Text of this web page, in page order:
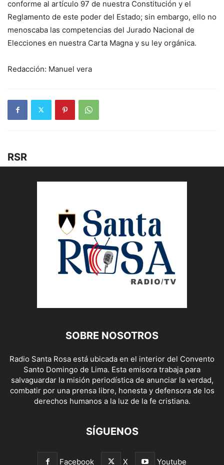
conforme al artículo 97 de nuestra Constitución y el
Reglamento de este poder del Estado; sin embargo, ello no
menoscaba las competencias del Jurado Nacional de
Elecciones en nuestra Carta Magna y su ley orgánica.
Redacción: Manuel vera
RSR
SOBRE NOSOTROS
Radio Santa Rosa está ubicada en el interior del Convento
Santo Domingo de Lima. Esta emisora trabaja para
salvaguardar la misión periodística de anunciar la verdad,
combatir por una prensa libre, honesta y defensora de los
derechos humanos a la luz de la fe cristiana.
SÍGUENOS
Facebook X Youtube